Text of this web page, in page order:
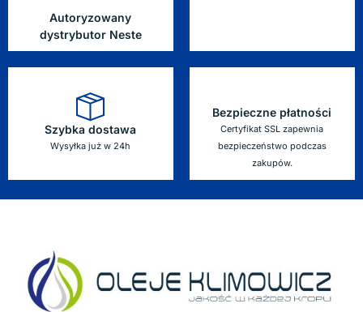
Autoryzowany
dystrybutor Neste
Szybka dostawa
Wysyłka już w 24h
Bezpieczne płatności
Certyfikat SSL zapewnia
bezpieczeństwo podczas
zakupów.